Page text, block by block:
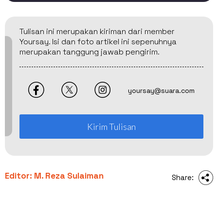
Tulisan ini merupakan kiriman dari member
Yoursay. Isi dan foto artikel ini sepenuhnya
merupakan tanggung jawab pengirim.
yoursay@suara.com
Kirim Tulisan
Editor: M. Reza Sulaiman Share: